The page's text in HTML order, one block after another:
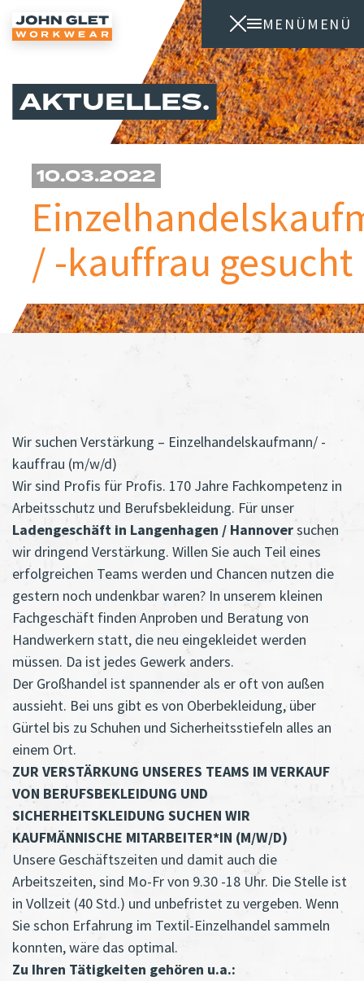
MENÜ
MENÜ
AKTUELLES
/ -kauffrau gesucht
10.03.2022
Wir suchen Verstärkung – Einzelhandelskaufmann/ -
kauffrau (m/w/d)
Wir sind Profis für Profis. 170 Jahre Fachkompetenz in
Arbeitsschutz und Berufsbekleidung. Für unser
Ladengeschäft in Langenhagen / Hannoversuchen
wir dringend Verstärkung. Willen Sie auch Teil eines
erfolgreichen Teams werden und Chancen nutzen die
gestern noch undenkbar waren? In unserem kleinen
Fachgeschäft finden Anproben und Beratung von
Handwerkern statt, die neu eingekleidet werden
müssen. Da ist jedes Gewerk anders.
Der Großhandel ist spannender als er oft von außen
aussieht. Bei uns gibt es von Oberbekleidung, über
Gürtel bis zu Schuhen und Sicherheitsstiefeln alles an
einem Ort.
ZUR VERSTÄRKUNG UNSERES TEAMS IM VERKAUF
VON BERUFSBEKLEIDUNG UND
SICHERHEITSKLEIDUNG SUCHEN WIR
KAUFMÄNNISCHE MITARBEITER*IN (M/W/D)
Unsere Geschäftszeiten und damit auch die
Arbeitszeiten, sind Mo-Fr von 9.30 -18 Uhr. Die Stelle ist
in Vollzeit (40 Std.) und unbefristet zu vergeben. Wenn
Sie schon Erfahrung im Textil-Einzelhandel sammeln
konnten, wäre das optimal.
Zu Ihren Tätigkeiten gehören u.a.: